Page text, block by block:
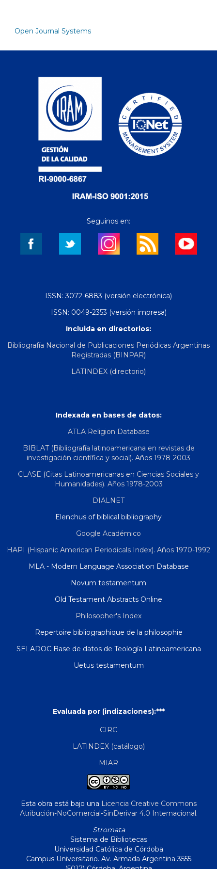
Open Journal Systems
Seguinos en:
ISSN: 3072-6883 (versión electrónica)
ISSN: 0049-2353 (versión impresa)
Incluida en directorios:
Bibliografía Nacional de Publicaciones Periódicas Argentinas
Registradas (BINPAR)
LATINDEX (directorio)
Indexada en bases de datos:
ATLA Religion Database
BIBLAT (Bibliografía latinoamericana en revistas de
investigación científica y social). Años 1978-2003
CLASE (Citas Latinoamericanas en Ciencias Sociales y
Humanidades). Años 1978-2003
DIALNET
Elenchus of biblical bibliography
Google Académico
HAPI (Hispanic American Periodicals Index). Años 1970-1992
MLA - Modern Language Association Database
Novum testamentum
Old Testament Abstracts Online
Philosopher's Index
Repertoire bibliographique de la philosophie
SELADOC Base de datos de Teología Latinoamericana
Uetus testamentum
Evaluada por (indizaciones):***
CIRC
LATINDEX (catálogo)
MIAR
Esta obra está bajo una Licencia Creative Commons
Atribución-NoComercial-SinDerivar 4.0 Internacional.
Stromata
Sistema de Bibliotecas
Universidad Católica de Córdoba
Campus Universitario. Av. Armada Argentina 3555